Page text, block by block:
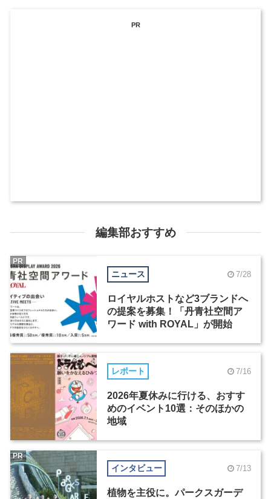
PR
編集部おすすめ
ニュース 7/28
ロイヤルホストなど3ブランドへ
の提案を募集！「丹青社空間ア
ワード with ROYAL」が開始
PR
レポート 7/16
2026年夏休みに行ける、おすす
めのイベント10選：そのほかの
地域
インタビュー 7/13
植物を主役に。パークスガーデ
PR